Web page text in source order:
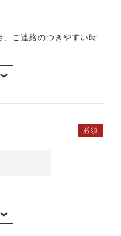
ご連絡のつきやすい時
必須